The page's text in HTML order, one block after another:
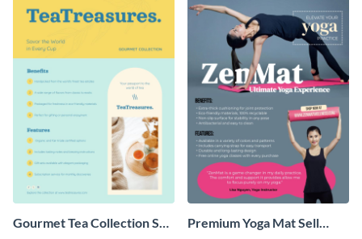
Gourmet Tea Collection Sell
Premium Yoga Mat Sell